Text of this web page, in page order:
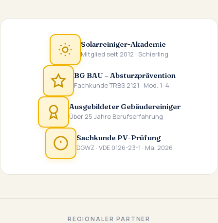
Solarreiniger-Akademie
Mitglied seit 2012 · Schierling
BG BAU – Absturzprävention
Fachkunde TRBS 2121 · Mod. 1–4
Ausgebildeter Gebäudereiniger
Über 25 Jahre Berufserfahrung
Sachkunde PV-Prüfung
DGWZ · VDE 0126-23-1 · Mai 2026
REGIONALER PARTNER